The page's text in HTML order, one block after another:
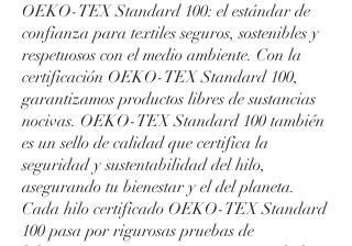
OEKO-TEX Standard 100: el estándar de
confianza para textiles seguros, sostenibles y
respetuosos con el medio ambiente. Con la
certificación OEKO-TEX Standard 100,
garantizamos productos libres de sustancias
nocivas. OEKO-TEX Standard 100 también
es un sello de calidad que certifica la
seguridad y sustentabilidad del hilo,
asegurando tu bienestar y el del planeta.
Cada hilo certificado OEKO-TEX Standard
100 pasa por rigurosas pruebas de